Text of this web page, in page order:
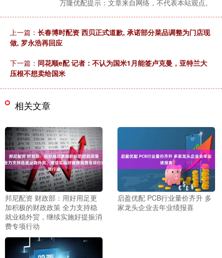
万隆优配提示：文章来自网络，不代表本站观点。
上一篇： 长春博时配资 西贝正式道歉, 承诺部分菜品调整为门店现
做, 罗永浩再回应
下一篇： 同花顺e配 记者：不认为国米1月能签卢克曼，亚特兰大
压根不想卖给国米
相关文章
邦尼配资 财政部：用好用足更
加积极的财政政策 全力支持稳
就业稳外贸，继续实施好提振消
费专项行动
启盈优配 PCB行业量价齐升 多
家龙头企业去年业绩报喜